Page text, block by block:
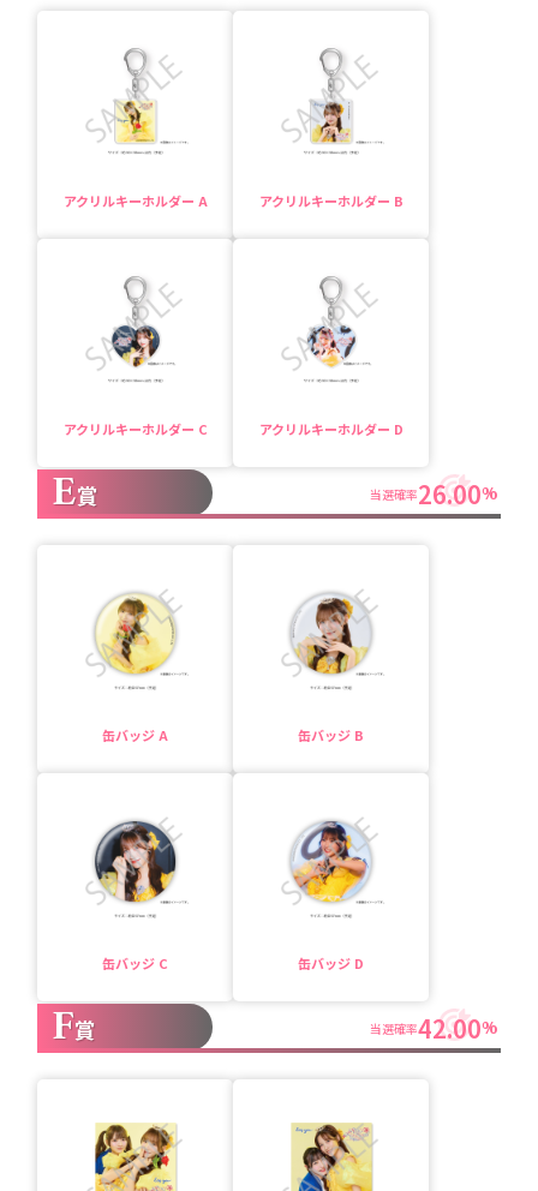
アクリルキーホルダー A アクリルキーホルダー B
アクリルキーホルダー C アクリルキーホルダー D
E賞 当選確率26.00%
缶バッジ A 缶バッジ B
缶バッジ C 缶バッジ D
F賞 当選確率42.00%